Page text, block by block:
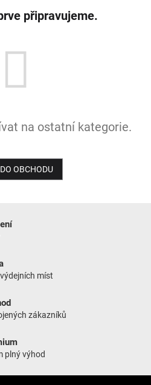
připravujeme.
na ostatní kategorie.
OBCHODU
míst
zákazníků
plný výhod